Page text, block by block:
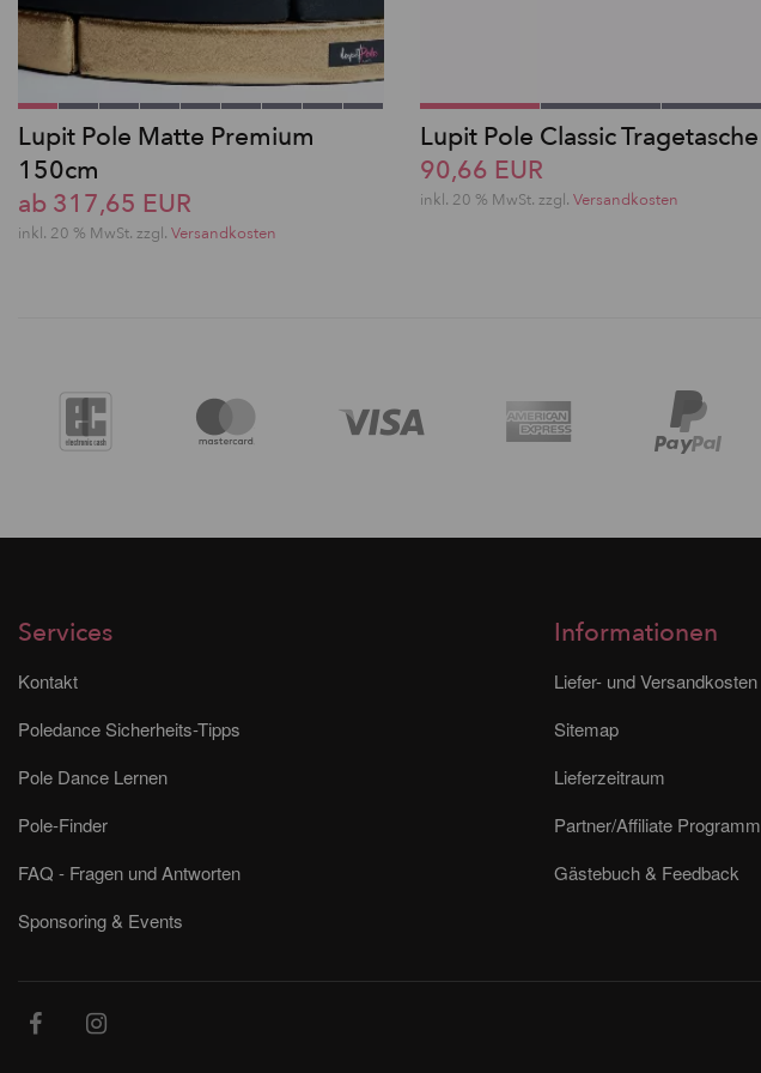
Lupit Pole Matte Premium
150cm
ab 317,65 EUR
inkl. 20 % MwSt. zzgl. Versandkosten
Lupit Pole Classic Tragetasche
90,66 EUR
inkl. 20 % MwSt. zzgl. Versandkosten
Services
Kontakt
Poledance Sicherheits-Tipps
Pole Dance Lernen
Pole-Finder
FAQ - Fragen und Antworten
Sponsoring & Events
Informationen
Liefer- und Versandkosten
Sitemap
Lieferzeitraum
Partner/Affiliate Programm
Gästebuch & Feedback